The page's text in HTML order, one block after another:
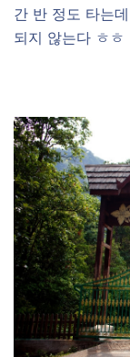
간 반 정도 타는
되지 않는다 ㅎㅎ